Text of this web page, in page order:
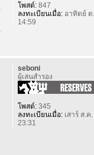
โพสต์:847
ลงทะเบียนเมื่อ:อาทิตย์ ต
14:59
seboni
ผู้เล่นสำรอง
โพสต์:345
ลงทะเบียนเมื่อ:เสาร์ ส.ค
23:31